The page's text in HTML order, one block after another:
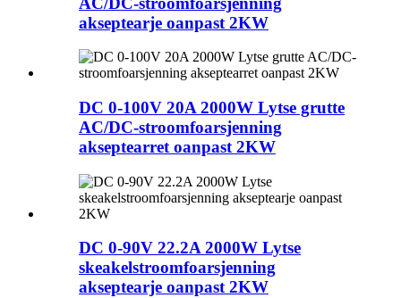
akseptearje oanpast 2KW
DC 0-100V 20A 2000W Lytse grutte
AC/DC-stroomfoarsjenning
akseptearret oanpast 2KW
DC 0-90V 22.2A 2000W Lytse
skeakelstroomfoarsjenning
akseptearje oanpast 2KW